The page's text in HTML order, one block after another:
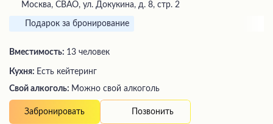
Москва, СВАО, ул. Докукина, д. 8, стр. 2
Подарок за бронирование
Вместимость: 13 человек
Кухня: Есть кейтеринг
Свой алкоголь: Можно свой алкоголь
Забронировать Позвонить